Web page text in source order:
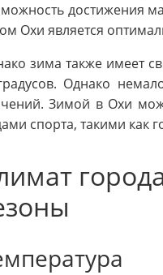
достижения
Охи является
зима также имеет
Однако
Зимой в Охи
спорта, такими как